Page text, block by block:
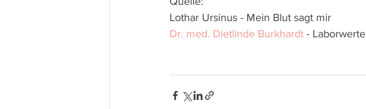
Lothar Ursinus - Mein Blut sagt mir
Dr. med. Dietlinde Burkhardt - Laborwerte